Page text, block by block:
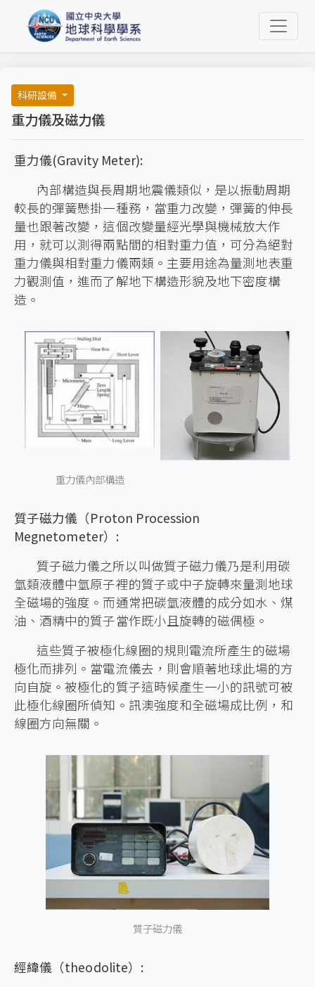
科研設備
重力儀及磁力儀
重力儀(Gravity Meter):
內部構造與長周期地震儀類似，是以振動周期
較長的彈簧懸掛一種務，當重力改變，彈簧的伸長
量也跟著改變，這個改變量經光學與機械放大作
用，就可以測得兩點間的相對重力值，可分為絕對
重力儀與相對重力儀兩類。主要用途為量測地表重
力觀測值，進而了解地下構造形貌及地下密度構
造。
重力儀內部構造
質子磁力儀（Proton Procession
Megnetometer）:
質子磁力儀之所以叫做質子磁力儀乃是利用碳
氫類液體中氫原子裡的質子或中子旋轉來量測地球
全磁場的強度。而通常把碳氫液體的成分如水、煤
油、酒精中的質子當作既小且旋轉的磁偶極。
這些質子被極化線圈的規則電流所產生的磁場
極化而排列。當電流儀去，則會順著地球此場的方
向自旋。被極化的質子這時候產生一小的訊號可被
此極化線圈所偵知。訊澳強度和全磁場成比例，和
線圈方向無關。
質子磁力儀
經緯儀（theodolite）: